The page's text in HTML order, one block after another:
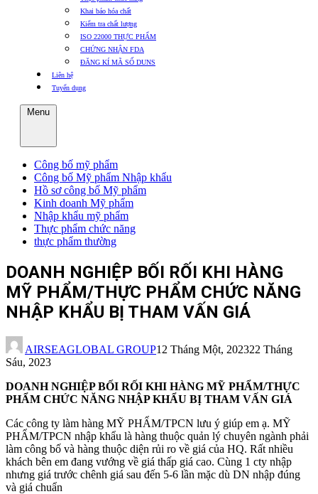
Khai báo hóa chất
Kiểm tra chất lượng
ISO 22000 THỰC PHẨM
CHỨNG NHẬN FDA
ĐĂNG KÍ MÃ SỐ DUNS
Liên hệ
Tuyển dụng
Menu
Công bố mỹ phẩm
Công bố Mỹ phẩm Nhập khẩu
Hồ sơ công bố Mỹ phẩm
Kinh doanh Mỹ phẩm
Nhập khẩu mỹ phẩm
Thực phẩm chức năng
thực phẩm thường
DOANH NGHIỆP BỐI RỐI KHI HÀNG
MỸ PHẨM/THỰC PHẨM CHỨC NĂNG
NHẬP KHẨU BỊ THAM VẤN GIÁ
AIRSEAGLOBAL GROUP12 Tháng Một, 202322 Tháng
Sáu, 2023
DOANH NGHIỆP BỐI RỐI KHI HÀNG MỸ PHẨM/THỰC
PHẨM CHỨC NĂNG NHẬP KHẨU BỊ THAM VẤN GIÁ
Các công ty làm hàng MỸ PHẨM/TPCN lưu ý giúp em ạ. MỸ
PHẨM/TPCN nhập khẩu là hàng thuộc quản lý chuyên ngành phải
làm công bố và hàng thuộc diện rủi ro về giá của HQ. Rất nhiều
khách bên em đang vướng về giá thấp giá cao. Cùng 1 cty nhập
nhưng giá trước chênh giá sau đến 5-6 lần mặc dù DN nhập đúng
và giá chuẩn